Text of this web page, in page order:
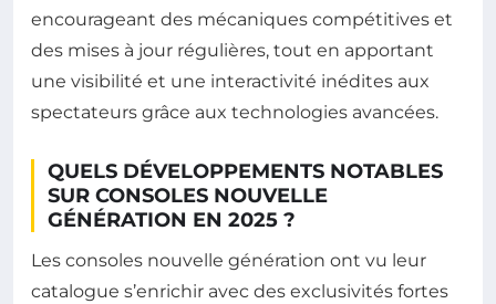
encourageant des mécaniques compétitives et
des mises à jour régulières, tout en apportant
une visibilité et une interactivité inédites aux
spectateurs grâce aux technologies avancées.
QUELS DÉVELOPPEMENTS NOTABLES
SUR CONSOLES NOUVELLE
GÉNÉRATION EN 2025 ?
Les consoles nouvelle génération ont vu leur
catalogue s’enrichir avec des exclusivités fortes